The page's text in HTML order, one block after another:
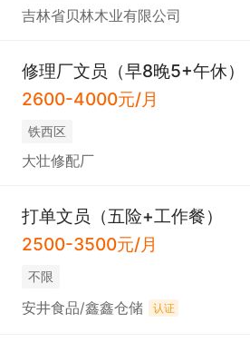
吉林省贝林木业有限公司
修理厂文员（早8晚5+午休）
2600-4000元/月
铁西区
大壮修配厂
打单文员（五险+工作餐）
2500-3500元/月
不限
安井食品/鑫鑫仓储 认证